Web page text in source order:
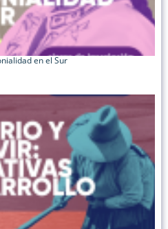
en el Sur